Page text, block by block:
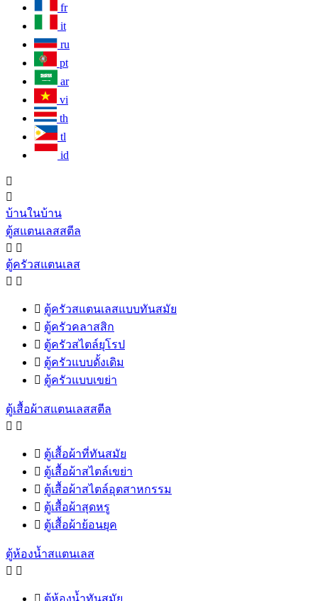
fr
it
ru
pt
ar
vi
th
tl
id


บ้านในบ้าน
ตู้สแตนเลสสตีล
 
ตู้ครัวสแตนเลส
 
 ตู้ครัวสแตนเลสแบบทันสมัย
 ตู้ครัวคลาสสิก
 ตู้ครัวสไตล์ยุโรป
 ตู้ครัวแบบดั้งเดิม
 ตู้ครัวแบบเขย่า
ตู้เสื้อผ้าสแตนเลสสตีล
 
 ตู้เสื้อผ้าที่ทันสมัย
 ตู้เสื้อผ้าสไตล์เขย่า
 ตู้เสื้อผ้าสไตล์อุตสาหกรรม
 ตู้เสื้อผ้าสุดหรู
 ตู้เสื้อผ้าย้อนยุค
ตู้ห้องน้ำสแตนเลส
 
 ตู้ห้องน้ำทันสมัย